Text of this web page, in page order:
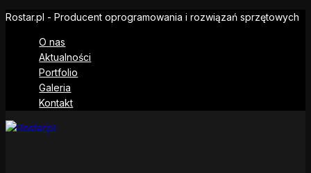
Rostar.pl - Producent oprogramowania i rozwiązań sprzętowych
O nas
Aktualności
Portfolio
Galeria
Kontakt